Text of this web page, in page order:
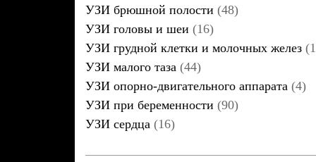
УЗИ брюшной полости (48)
УЗИ головы и шеи (16)
УЗИ грудной клетки и молочных желез
УЗИ малого таза (44)
УЗИ опорно-двигательного аппарата (4)
УЗИ при беременности (90)
УЗИ сердца (16)